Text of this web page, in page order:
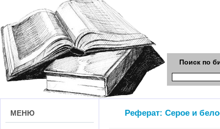
Поиск по
МЕНЮ Реферат: Серое и